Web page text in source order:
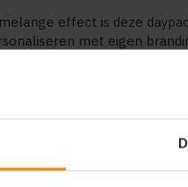
effect is deze
met eigen
dagelijks comfort
onderweg.
met een sportief
techniek, bouw, logistiek